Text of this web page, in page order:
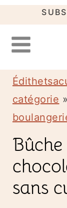
A
l
catégorie »
sans